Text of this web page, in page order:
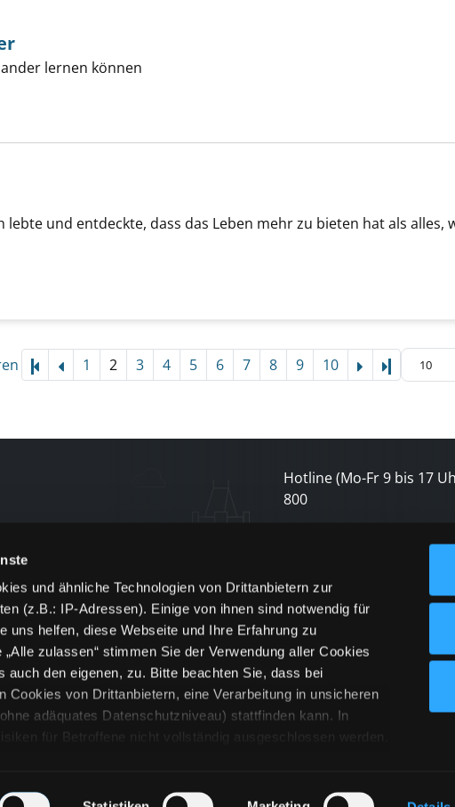
und ähnliche Technologien von Drittanbietern zur
(z.B.: IP-Adressen). Einige von ihnen sind notwendig für
uns helfen, diese Webseite und Ihre Erfahrung zu
zulassen“ stimmen Sie der Verwendung aller Cookies
auch den eigenen, zu. Bitte beachten Sie, dass bei
Cookies von Drittanbietern, eine Verarbeitung in unsicheren
adäquates Datenschutzniveau) stattfinden kann. In
für Betroffene nicht vollständig ausgeschlossen werden.
verschiedenen Kategorien von Cookies und ähnlichen
und Tier anzeigen
lernen können
anzeigen
lebte und entdeckte, dass das Leben mehr zu bieten hat als alles,
1 2 3 4 5 6 7 8 9 10 Letzte
Hotline (Mo-Fr 9 bis 17
800
Newsletter
und keine Veranstaltung
jetzt abonnieren